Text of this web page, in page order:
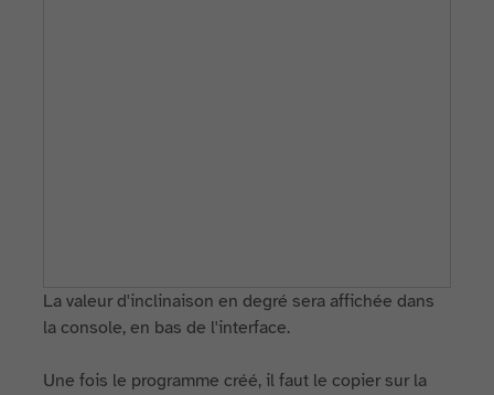
La valeur d'inclinaison en degré sera affichée dans
la console, en bas de l'interface.
Une fois le programme créé, il faut le copier sur la